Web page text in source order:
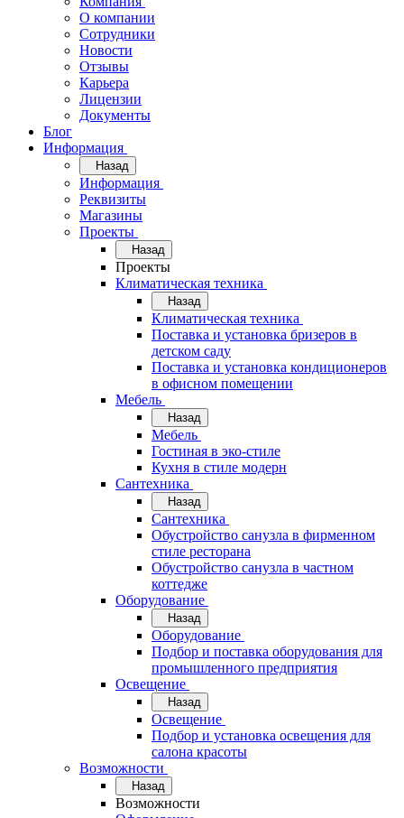
О компании
Сотрудники
Новости
Отзывы
Карьера
Лицензии
Документы
Блог
Информация
Назад
Информация
Реквизиты
Магазины
Проекты
Назад
Проекты
Климатическая техника
Назад
Климатическая техника
Поставка и установка бризеров в
детском саду
Поставка и установка кондиционеров
в офисном помещении
Мебель
Назад
Мебель
Гостиная в эко-стиле
Кухня в стиле модерн
Сантехника
Назад
Сантехника
Обустройство санузла в фирменном
стиле ресторана
Обустройство санузла в частном
коттедже
Оборудование
Назад
Оборудование
Подбор и поставка оборудования для
промышленного предприятия
Освещение
Назад
Освещение
Подбор и установка освещения для
салона красоты
Возможности
Назад
Возможности